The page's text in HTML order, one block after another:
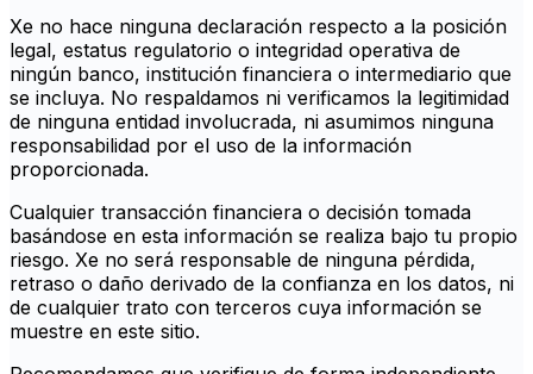
Xe no hace ninguna declaración respecto a la posición
legal, estatus regulatorio o integridad operativa de
ningún banco, institución financiera o intermediario que
se incluya. No respaldamos ni verificamos la legitimidad
de ninguna entidad involucrada, ni asumimos ninguna
responsabilidad por el uso de la información
proporcionada.
Cualquier transacción financiera o decisión tomada
basándose en esta información se realiza bajo tu propio
riesgo. Xe no será responsable de ninguna pérdida,
retraso o daño derivado de la confianza en los datos, ni
de cualquier trato con terceros cuya información se
muestre en este sitio.